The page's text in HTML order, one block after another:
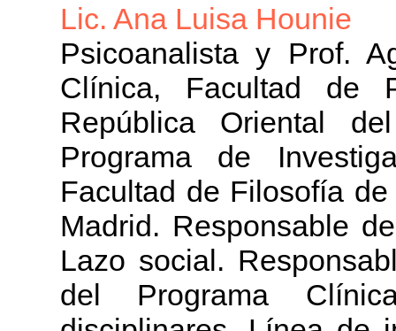
Lic. Ana Luisa Hounie
Psicoanalista y Prof.
Clínica, Facultad de
República Oriental
Programa de
Facultad de Filosofía
Madrid. Responsable
Lazo social.
del Programa